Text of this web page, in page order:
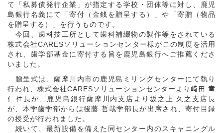
て「私募債発行企業」が指定する学校・団体等に対し、鹿児
島銀行名義にて「寄付（金銭を贈呈する）」や「寄贈（物品
を贈呈する）」を行うものです。
今回、歯科技工所として歯科補綴物の製作等をされている
株式会社CARESソリューションセンター様がこの制度を活用
され、歯学部基金に寄付する旨を鹿児島銀行へご推薦くださ
いました。
贈呈式は、薩摩川内市の鹿児島ミリングセンターにて執り
行われ、株式会社CARESソリューションセンターより﨑田 竜
仁社長が、鹿児島銀行薩摩川内支店より坂之上 久之支店長
が、本学歯学部からは後藤 哲哉学部長が出席され、寄付目録
の授受が行われました。
続いて、最新設備を備えた同センター内のスキャニングル